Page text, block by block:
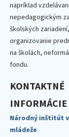
napríklad
nepedagogickým
školských
organizovanie
na školách,
fondu.
KONTAKTNÉ
INFORMÁCIE
Národný inštitút
mládeže